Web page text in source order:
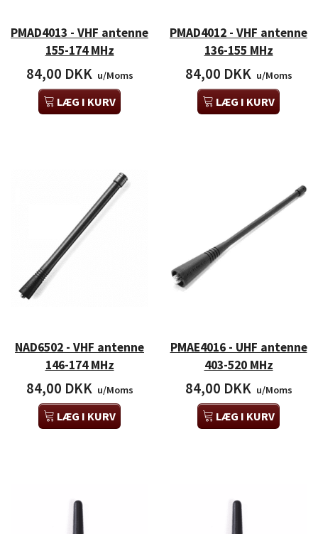
PMAD4013 - VHF antenne
155-174 MHz
84,00 DKK u/Moms
LÆG I KURV
PMAD4012 - VHF antenne
136-155 MHz
84,00 DKK u/Moms
LÆG I KURV
NAD6502 - VHF antenne
146-174 MHz
84,00 DKK u/Moms
LÆG I KURV
PMAE4016 - UHF antenne
403-520 MHz
84,00 DKK u/Moms
LÆG I KURV